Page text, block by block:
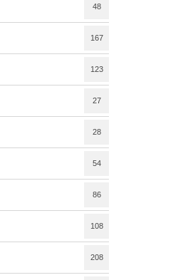
48
167
123
27
28
54
86
108
208